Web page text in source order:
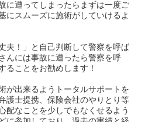
に遭ってしまったらまずは一度ご
にスムーズに施術がしていけるよ
夫！」と自己判断して警察を呼ば
んには事故に遭ったら警察を呼
ることをお勧めします！
が出来るようトータルサポートを
護士提携、保険会社のやりとり等
配なことを少しでもなくせるよう